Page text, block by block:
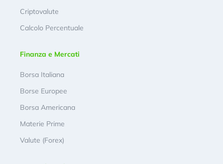
Criptovalute
Calcolo Percentuale
Finanza e Mercati
Borsa Italiana
Borse Europee
Borsa Americana
Materie Prime
Valute (Forex)